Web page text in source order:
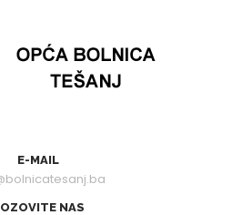
E-MAIL
NAS